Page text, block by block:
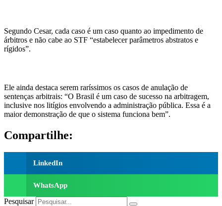
Segundo Cesar, cada caso é um caso quanto ao impedimento de
árbitros e não cabe ao STF “estabelecer parâmetros abstratos e
rígidos”.
Ele ainda destaca serem raríssimos os casos de anulação de
sentenças arbitrais: “O Brasil é um caso de sucesso na arbitragem,
inclusive nos litígios envolvendo a administração pública. Essa é a
maior demonstração de que o sistema funciona bem”.
Compartilhe:
LinkedIn
WhatsApp
Pesquisar